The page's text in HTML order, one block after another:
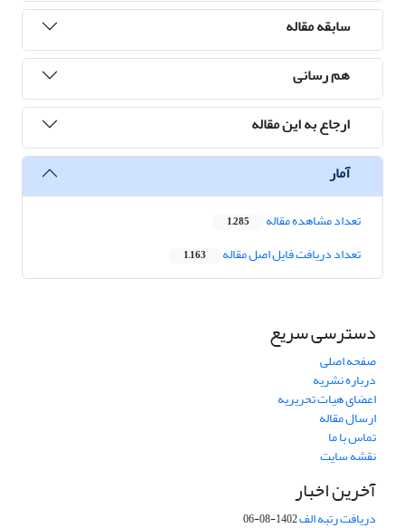
سابقه مقاله
هم رسانی
ارجاع به این مقاله
آمار
تعداد مشاهده مقاله 1,285
تعداد دریافت فایل اصل مقاله 1,163
دسترسی سریع
صفحه اصلی
درباره نشریه
اعضای هیات تحریریه
ارسال مقاله
تماس با ما
نقشه سایت
آخرین اخبار
دریافت رتبه الف1402-08-06